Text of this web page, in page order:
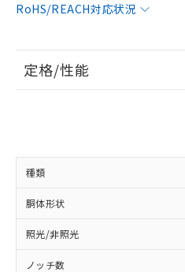
RoHS/REACH対応状況
定格/性能
種類
胴体形状
照光/非照光
ノッチ数